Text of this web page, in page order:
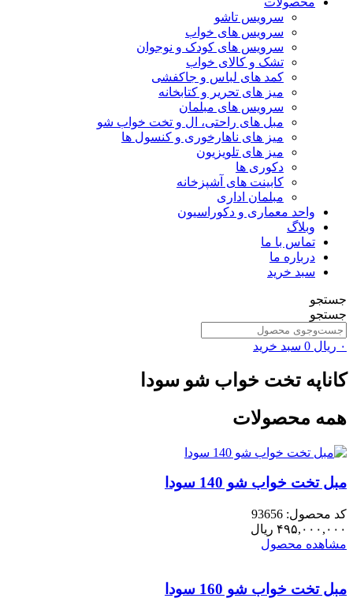
سرویس تاشو
سرویس های خواب
سرویس های کودک و نوجوان
تشک و کالای خواب
کمد های لباس و جاکفشی
میز های تحریر و کتابخانه
سرویس های مبلمان
مبل های راحتی، ال و تخت خواب شو
میز های ناهارخوری و کنسول ها
میز های تلویزیون
دکوری ها
کابینت های آشپزخانه
مبلمان اداری
واحد معماری و دکوراسیون
وبلاگ
تماس با ما
درباره ما
سبد خرید
جستجو
جستجو
۰ ریال 0 سبد خرید
کاناپه تخت خواب شو سودا
همه محصولات
مبل تخت خواب شو 140 سودا
کد محصول: 93656
۴۹۵,۰۰۰,۰۰۰ ریال
مشاهده محصول
مبل تخت خواب شو 160 سودا